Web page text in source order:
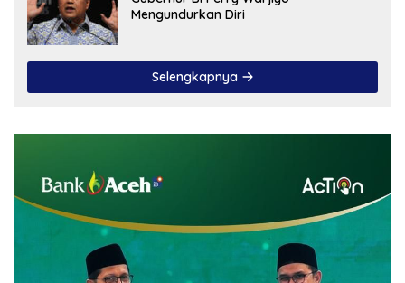
Mengundurkan Diri
Selengkapnya